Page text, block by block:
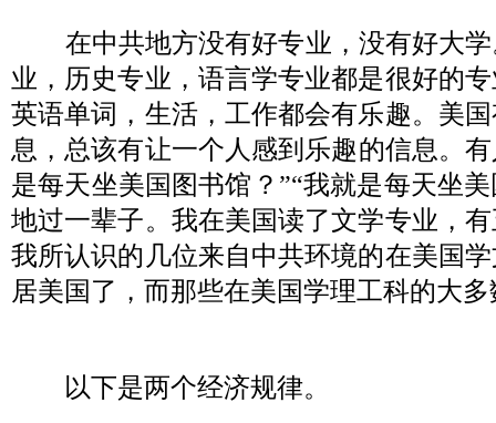
在中共地方没有好专业，没有好大
业，历史专业，语言学专业都是很好的
英语单词，生活，工作都会有乐趣。美
息，总该有让一个人感到乐趣的信息。
是每天坐美国图书馆？ ”“我就是每天坐
地过一辈子。我在美国读了文学专业，
我所认识的几位来自中共环境的在美国
居美国了，而那些在美国学理工科的大
以下是两个经济规律。